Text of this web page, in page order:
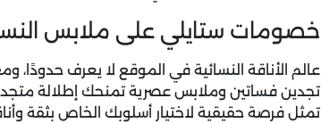
خصومات ستايلي على ملابس
عالم الأناقة النسائية في الموقع لا يعرف حدودًا،
تجدين فساتين وملابس عصرية تمنحك إطلالة
تمثل فرصة حقيقية لاختيار أسلوبك الخاص بثقة